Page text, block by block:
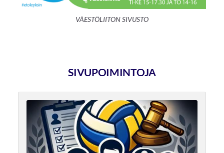
VÄESTÖLIITON SIVUSTO
SIVUPOIMINTOJA